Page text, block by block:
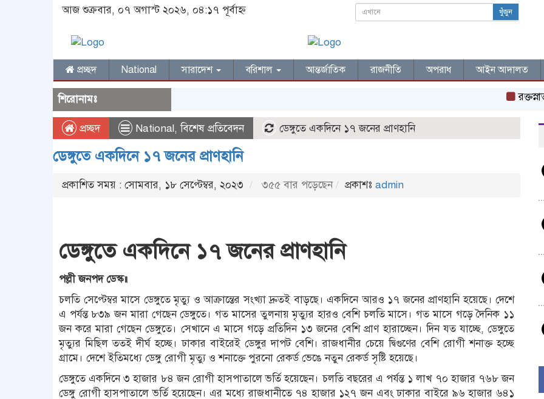
আজ শুক্রবার, ০৭ অগাস্ট ২০২৬, ০৪:১৭ পূর্বাহ্ন খুঁজুন
প্রচ্ছদ National সারাদেশ বরিশাল আন্তর্জাতিক রাজনীতি অপরাধ আইন আদালত
শিরোনামঃ
প্রচ্ছদ National,বিশেষ প্রতিবেদন ডেঙ্গুতে একদিনে ১৭ জনের প্রাণহানি
ডেঙ্গুতে একদিনে ১৭ জনের প্রাণহানি
প্রকাশিত সময় : সোমবার, ১৮ সেপ্টেম্বর, ২০২৩ ৩৫৫ বার পড়েছেন প্রকাশঃ admin
ডেঙ্গুতে একদিনে ১৭ জনের প্রাণহানি
পল্লী জনপদ ডেস্ক॥
চলতি সেপ্টেম্বর মাসে ডেঙ্গুতে মৃত্যু ও আক্রান্তের সংখ্যা দ্রুতই বাড়ছে। একদিনে আরও ১৭ জনের প্রাণহানি হয়েছে। দেশে
এ পর্যন্ত ৮৩৯ জন মারা গেছেন ডেঙ্গুতে। গত মাসের তুলনায় মৃত্যুর হারও বেশি চলতি মাসে। গত মাসে গড়ে দৈনিক ১১
জন করে মারা গেছেন ডেঙ্গুতে। সেখানে এ মাসে গড়ে প্রতিদিন ১৩ জনের বেশি প্রাণ হারাচ্ছেন। দিন যত যাচ্ছে, ডেঙ্গুতে
মৃত্যুর মিছিল ততই দীর্ঘ হচ্ছে। ঢাকার বাইরেই ডেঙ্গুর দাপট বেশি। রাজধানীর চেয়ে দ্বিগুণের বেশি রোগী শনাক্ত হচ্ছে
গ্রামে। দেশে ইতিমধ্যে ডেঙ্গু রোগী মৃত্যু ও শনাক্তে পুরনো রেকর্ড ভেঙে নতুন রেকর্ড সৃষ্টি হয়েছে।
ডেঙ্গুতে একদিনে ৩ হাজার ৮৪ জন রোগী হাসপাতালে ভর্তি হয়েছেন। চলতি বছরের এ পর্যন্ত ১ লাখ ৭০ হাজার ৭৬৮ জন
ডেঙ্গু রোগী হাসপাতালে ভর্তি হয়েছেন। এর মধ্যে রাজধানীতে ৭৪ হাজার ১২৭ জন এবং ঢাকার বাইরে ৯৬ হাজার ৬৪১